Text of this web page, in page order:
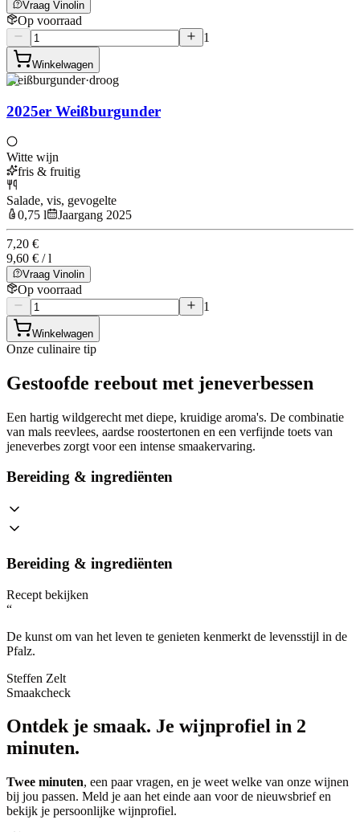
Vraag Vinolin
Op voorraad
1
Winkelwagen
Weißburgunder·droog
2025er Weißburgunder
Witte wijn
fris & fruitig
Salade, vis, gevogelte
0,75 l
Jaargang 2025
7,20 €
9,60 € / l
Vraag Vinolin
Op voorraad
1
Winkelwagen
Onze culinaire tip
Gestoofde reebout met jeneverbessen
Een hartig wildgerecht met diepe, kruidige aroma's. De combinatie
van mals reevlees, aardse roostertonen en een verfijnde toets van
jeneverbes zorgt voor een intense smaakervaring.
Bereiding & ingrediënten
Bereiding & ingrediënten
Recept bekijken
“
De kunst om van het leven te genieten kenmerkt de levensstijl in de
Pfalz.
Steffen Zelt
Smaakcheck
Ontdek je smaak. Je wijnprofiel in 2
minuten.
Twee minuten, een paar vragen, en je weet welke van onze wijnen
bij jou passen. Meld je aan het einde aan voor de nieuwsbrief en
bekijk je persoonlijke wijnprofiel.